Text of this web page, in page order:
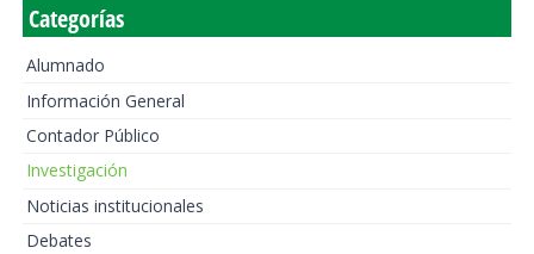
Categorías
Alumnado
Información General
Contador Público
Investigación
Noticias institucionales
Debates